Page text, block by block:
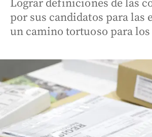
Lograr definiciones de las
por sus candidatos para las
un camino tortuoso para